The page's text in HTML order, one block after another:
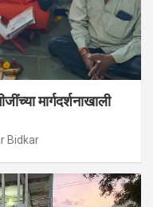
मार्गदर्शनाखाली
Bidkar